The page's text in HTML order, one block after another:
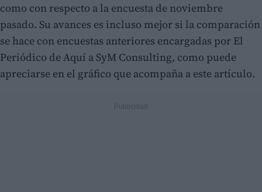
como con respecto a la encuesta de noviembre
pasado. Su avances es incluso mejor si la comparación
se hace con encuestas anteriores encargadas por El
Periódico de Aquí a SyM Consulting, como puede
apreciarse en el gráfico que acompaña a este artículo.